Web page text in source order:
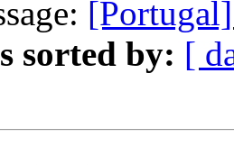
sorted by: [